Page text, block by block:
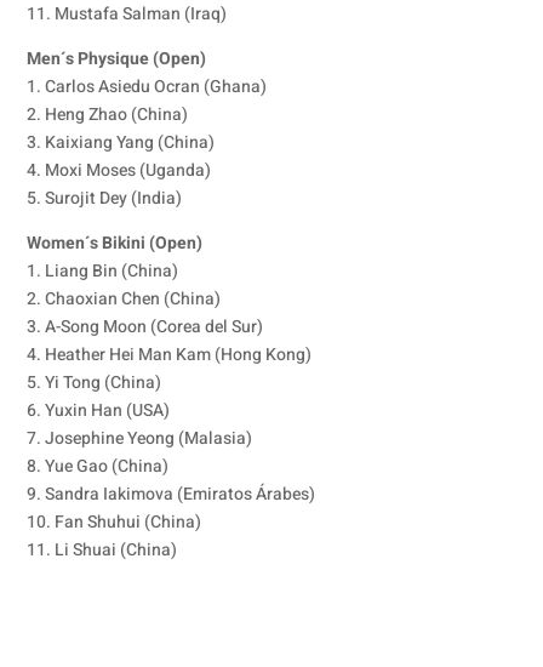
11. Mustafa Salman (Iraq)
Men´s Physique (Open)
1. Carlos Asiedu Ocran (Ghana)
2. Heng Zhao (China)
3. Kaixiang Yang (China)
4. Moxi Moses (Uganda)
5. Surojit Dey (India)
Women´s Bikini (Open)
1. Liang Bin (China)
2. Chaoxian Chen (China)
3. A-Song Moon (Corea del Sur)
4. Heather Hei Man Kam (Hong Kong)
5. Yi Tong (China)
6. Yuxin Han (USA)
7. Josephine Yeong (Malasia)
8. Yue Gao (China)
9. Sandra Iakimova (Emiratos Árabes)
10. Fan Shuhui (China)
11. Li Shuai (China)